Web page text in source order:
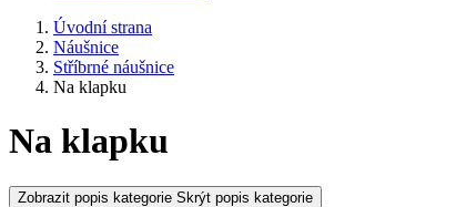
Úvodní strana
Náušnice
Stříbrné náušnice
Na klapku
Na klapku
Zobrazit popis kategorie Skrýt popis kategorie